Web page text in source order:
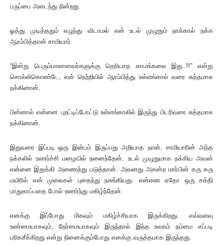
பருப்பை அடைந்து நின்றது.
ஓத்து முடித்ததும் எழுந்து விடாமல் என் உடல் முழுதும் நாக்கால் நக்க
ஆரம்பித்தான் சாமியார்.
“இன்று பெரும்பாலானவர்களுக்கு தெரியாத காமக்கலை இது..!!” என்று
சொல்லிகொண்டே, என் நெற்றியில் ஆரம்பித்து உள்ளங்கால் வரை சுத்தமாக
நக்கினான்.
பின்னால் என்னை புறட்டிப்போட்டு உள்ளங்காலில் இருந்து பிடரிவரை சுத்தமாக
நக்கினான்.
இதுவரை இப்படி ஒரு இன்பம் இருப்பது அறியாத நான், சாமியாரின் அந்த
நக்கலில் உணர்ச்சி மழையில் நனைந்தேன். உடல் முழுதுமாக நக்கிய அவன்
என்னை இறுக்கி அணைத்து படுத்தான். அவனது அகன்ற மார்பின் கரு கரு
மயிரில் என் முலைகள் புதைந்து நசுங்கியது. என்னை ஏதோ ஒரு சக்தி
பாதுகாப்பதை போல் உணர்ந்து மகிழ்ந்தேன்.
எனக்கு இப்போது மிகவும் மகிழ்ச்சியாக இருக்கிறது. எவ்வளவு
உண்மையாகவும், நேர்மையாகவும் இருந்தால் இந்த உலகம் நம்மை எப்படி
பரிகசீக்கிறது என்று நினைக்கும்போது எனக்கு வருத்தமாக இருந்தது.